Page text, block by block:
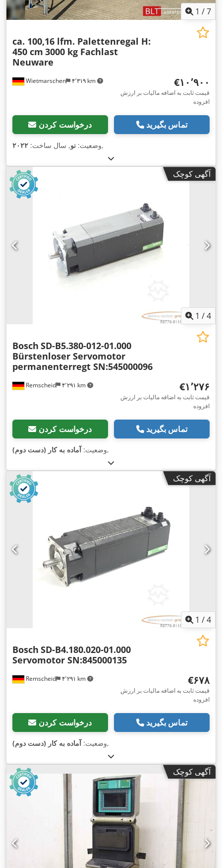
1 /7
Wietmarschen ۴٬۳۱۹ km
ca. 100,16 lfm. Palettenregal H:
450 cm 3000 kg Fachlast
Neuware
‎€۱۰٬۹۰۰
قیمت ثابت به اضافه مالیات بر ارزش
افزوده
درخواست کردن تماس بگیرید
وضعیت: نو, سال ساخت: ۲۰۲۲ ,
آگهی کوچک
1 /4
Remscheid ۴٬۲۹۱ km
Bosch SD-B5.380-012-01.000
Bürstenloser Servomotor
permanenterregt SN:545000096
‎€۱٬۲۷۶
قیمت ثابت به اضافه مالیات بر ارزش
افزوده
درخواست کردن تماس بگیرید
وضعیت:آماده به کار (دست دوم) ,
آگهی کوچک
1 /4
Remscheid ۴٬۲۹۱ km
Bosch SD-B4.180.020-01.000
Servomotor SN:845000135
‎€۶۷۸
قیمت ثابت به اضافه مالیات بر ارزش
افزوده
درخواست کردن تماس بگیرید
وضعیت: آماده به کار (دست دوم) ,
آگهی کوچک